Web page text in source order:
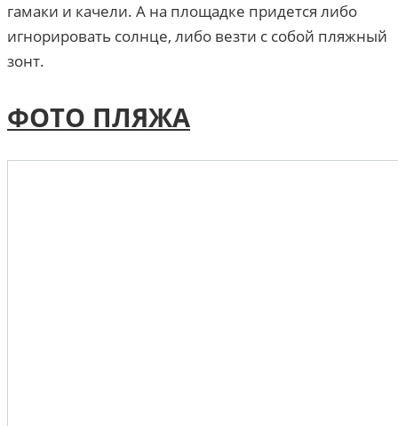
гамаки и качели. А на площадке придется либо
игнорировать солнце, либо везти с собой пляжный
зонт.
ФОТО ПЛЯЖА